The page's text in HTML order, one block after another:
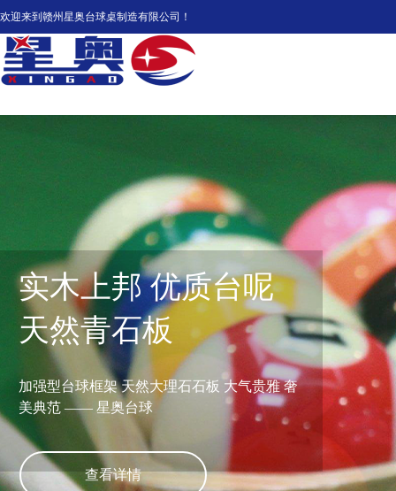
欢迎来到赣州星奥台球桌制造有限公司！
实木上邦 优质台呢
天然青石板
加强型台球框架 天然大理石石板 大气贵雅 奢
美典范 —— 星奥台球
查看详情